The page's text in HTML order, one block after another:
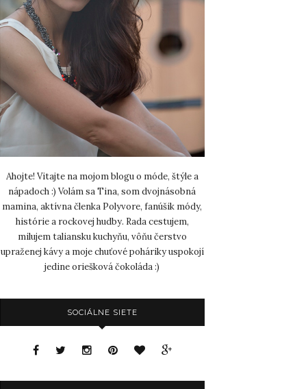
Ahojte! Vitajte na mojom blogu o móde, štýle a
nápadoch :) Volám sa Tina, som dvojnásobná
mamina, aktívna členka Polyvore, fanúšik módy,
histórie a rockovej hudby. Rada cestujem,
milujem taliansku kuchyňu, vôňu čerstvo
upraženej kávy a moje chuťové poháriky uspokojí
jedine oriešková čokoláda :)
SOCIÁLNE SIETE